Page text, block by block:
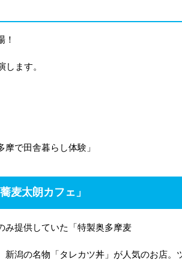
！
ます。
で田舎暮らし体験」
麦太朗カフェ」
み提供していた「特製奥多摩麦
潟の名物「タレカツ丼」が人気のお店。